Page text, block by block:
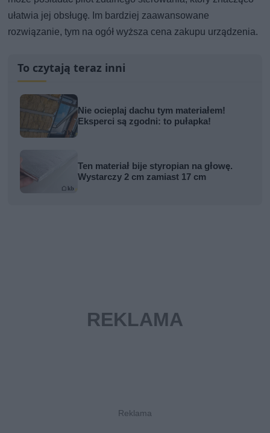
ułatwia jej obsługę. Im bardziej zaawansowane
rozwiązanie, tym na ogół wyższa cena zakupu urządzenia.
To czytają teraz inni
Nie ocieplaj dachu tym materiałem!
Eksperci są zgodni: to pułapka!
Ten materiał bije styropian na głowę.
Wystarczy 2 cm zamiast 17 cm